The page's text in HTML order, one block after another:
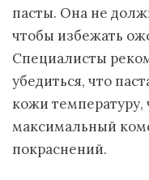
пасты. Она не
чтобы избежать
Специалисты
убедиться, что
кожи температуру,
максимальный
покраснений.